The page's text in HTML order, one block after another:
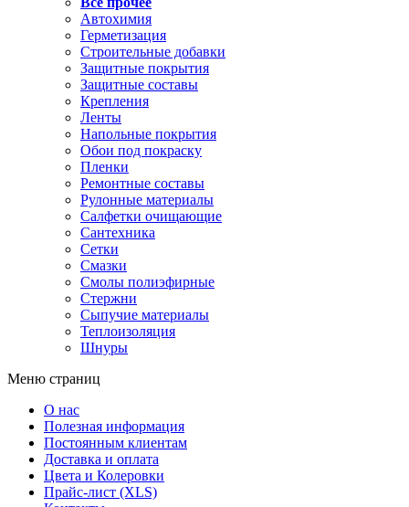
Автохимия
Герметизация
Строительные добавки
Защитные покрытия
Защитные составы
Крепления
Ленты
Напольные покрытия
Обои под покраску
Пленки
Ремонтные составы
Рулонные материалы
Салфетки очищающие
Сантехника
Сетки
Смазки
Смолы полиэфирные
Стержни
Сыпучие материалы
Теплоизоляция
Шнуры
Меню страниц
О нас
Полезная информация
Постоянным клиентам
Доставка и оплата
Цвета и Колеровки
Прайс-лист (XLS)